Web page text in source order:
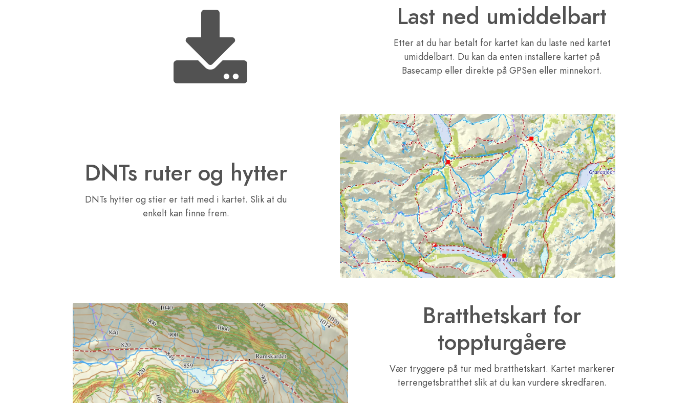
Last ned umiddelbart
Etter at du har betalt for kartet kan du laste ned kartet
umiddelbart. Du kan da enten installere kartet på
Basecamp eller direkte på GPSen eller minnekort.
DNTs ruter og hytter
DNTs hytter og stier er tatt med i kartet. Slik at du
enkelt kan finne frem.
Bratthetskart for
toppturgåere
Vær tryggere på tur med bratthetskart. Kartet markerer
terrengetsbratthet slik at du kan vurdere skredfaren.